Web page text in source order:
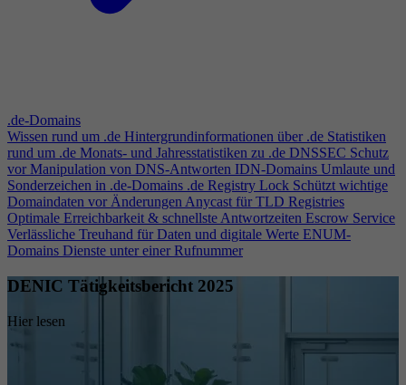
.de-Domains
Wissen rund um .de Hintergrundinformationen über .de Statistiken
rund um .de Monats- und Jahresstatistiken zu .de DNSSEC Schutz
vor Manipulation von DNS-Antworten IDN-Domains Umlaute und
Sonderzeichen in .de-Domains .de Registry Lock Schützt wichtige
Domaindaten vor ÄnderungenAnycast für TLD Registries
Optimale Erreichbarkeit & schnellste Antwortzeiten Escrow Service
Verlässliche Treuhand für Daten und digitale Werte ENUM-
Domains Dienste unter einer Rufnummer
DENIC Tätigkeitsbericht 2025
Hier lesen